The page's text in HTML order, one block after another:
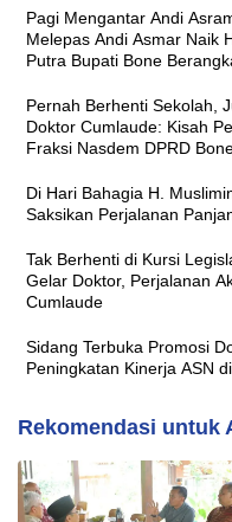
Pagi Mengantar Andi
Melepas Andi Asmar Naik
Putra Bupati Bone
Pernah Berhenti Sekolah,
Doktor Cumlaude: Kisah
Fraksi Nasdem DPRD
Di Hari Bahagia H.
Saksikan Perjalanan
Tak Berhenti di Kursi
Gelar Doktor, Perjalanan
Cumlaude
Sidang Terbuka Promosi
Peningkatan Kinerja ASN
Rekomendasi untuk